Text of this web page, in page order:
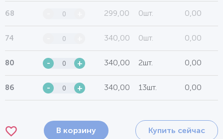
68 299,00 0шт. 0,00
74 340,00 0шт. 0,00
80 - + 340,00 2шт. 0,00
86 - + 340,00 13шт. 0,00
В корзину Купить сейчас